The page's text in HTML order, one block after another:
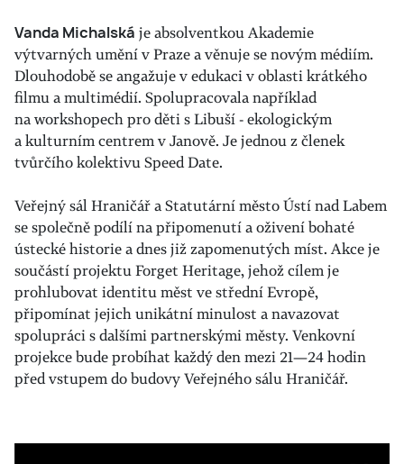
Vanda Michalská je absolventkou Akademie
výtvarných umění v Praze a věnuje se novým médiím.
Dlouhodobě se angažuje v edukaci v oblasti krátkého
filmu a multimédií. Spolupracovala například
na workshopech pro děti s Libuší - ekologickým
a kulturním centrem v Janově. Je jednou z členek
tvůrčího kolektivu Speed Date.
Veřejný sál Hraničář a Statutární město Ústí nad Labem
se společně podílí na připomenutí a oživení bohaté
ústecké historie a dnes již zapomenutých míst. Akce je
součástí projektu Forget Heritage, jehož cílem je
prohlubovat identitu měst ve střední Evropě,
připomínat jejich unikátní minulost a navazovat
spolupráci s dalšími partnerskými městy. Venkovní
projekce bude probíhat každý den mezi 21—24 hodin
před vstupem do budovy Veřejného sálu Hraničář.